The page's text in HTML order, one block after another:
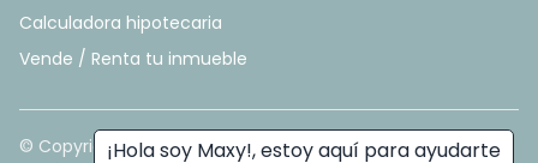
¡Hola soy Maxy!, estoy aquí para ayudarte
Calculadora hipotecaria
Vende / Renta tu inmueble
© Copyright2026. All rights reserved. - Hecho con ❤️ por